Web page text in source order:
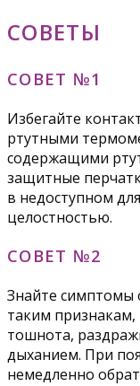
СОВЕТЫ
СОВЕТ №1
Избегайте
ртутными
содержащими
защитные
в недоступном
целостностью.
СОВЕТ №2
Знайте симптомы
таким признакам,
тошнота,
дыханием. При
немедленно